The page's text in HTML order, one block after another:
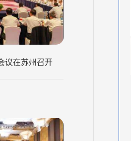
议在苏州召开